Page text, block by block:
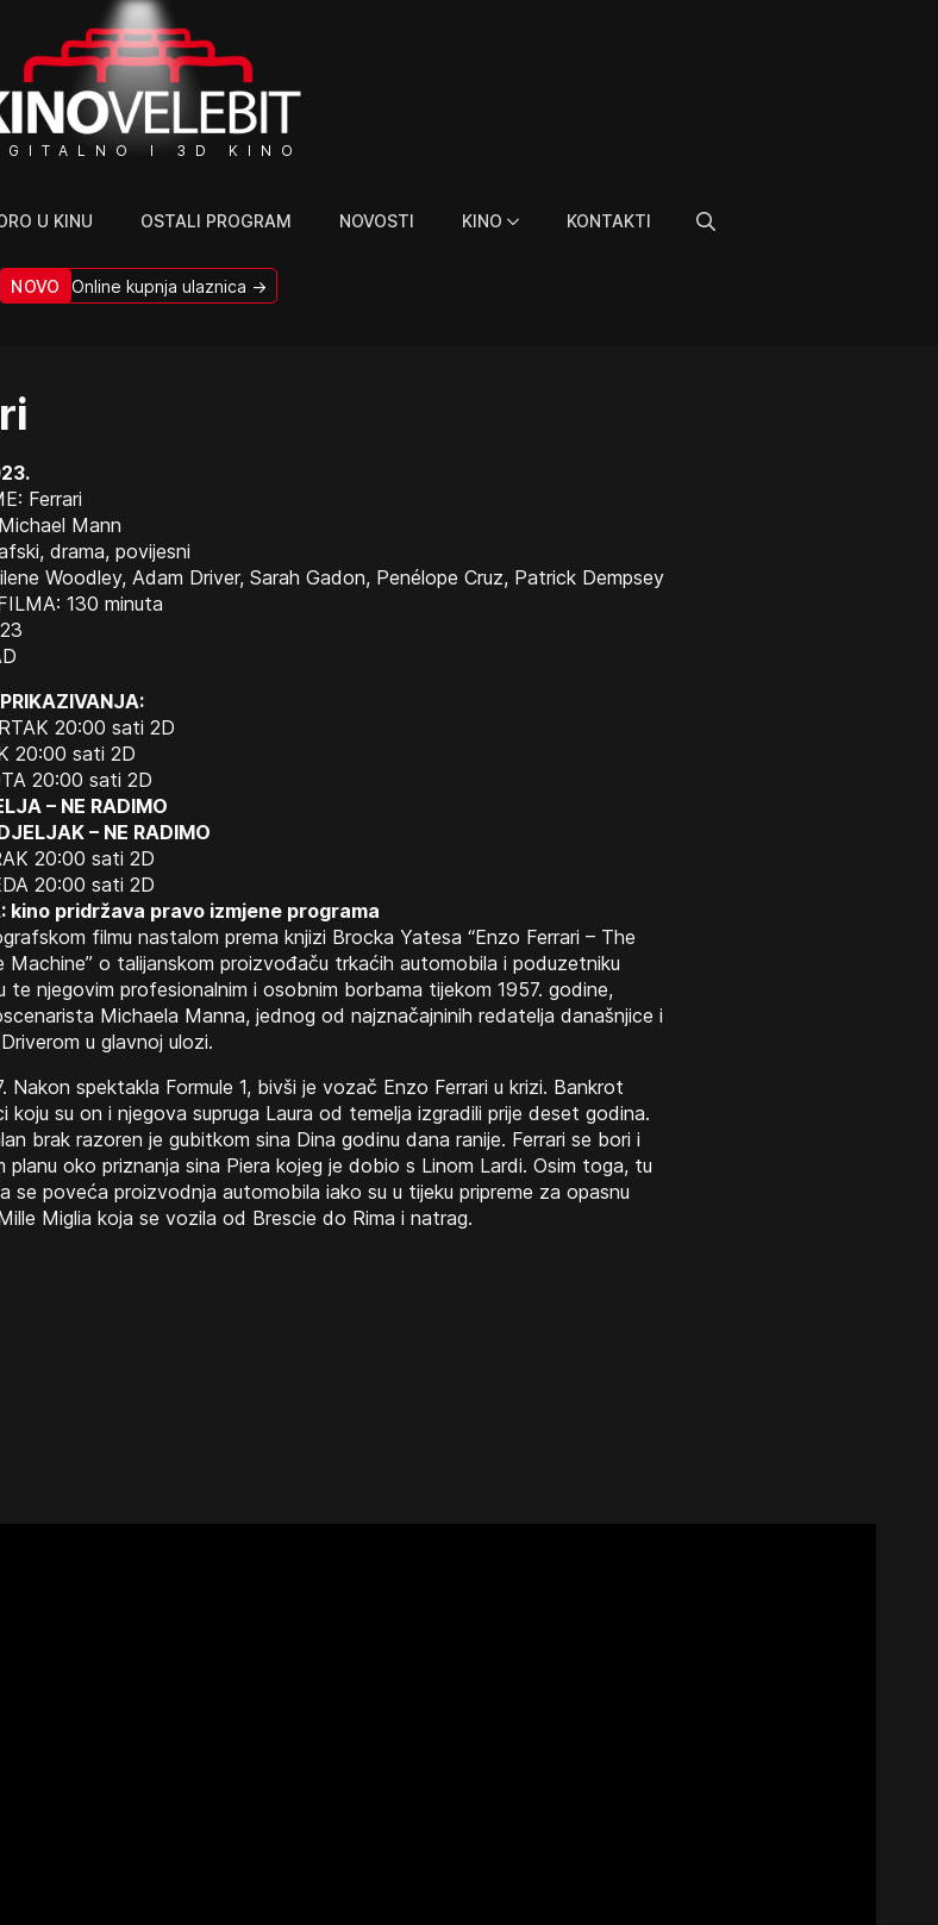
I 3D KINO
U KINU OSTALI PROGRAM NOVOSTI KINO KONTAKTI
NOVO Online kupnja ulaznica →
Ferrari
Mann
drama, povijesni
Woodley, Adam Driver, Sarah Gadon, Penélope Cruz, Patrick Dempsey
130 minuta
20:00 sati 2D
20:00 sati 2D
20:00 sati 2D
– NE RADIMO
– NE RADIMO
20:00 sati 2D
20:00 sati 2D
kino pridržava pravo izmjene programa
filmu nastalom prema knjizi Brocka Yatesa “Enzo Ferrari – The
Machine” o talijanskom proizvođaču trkaćih automobila i poduzetniku
te njegovim profesionalnim i osobnim borbama tijekom 1957. godine,
Michaela Manna, jednog od najznačajninih redatelja današnjice i
u glavnoj ulozi.
Nakon spektakla Formule 1, bivši je vozač Enzo Ferrari u krizi. Bankrot
koju su on i njegova supruga Laura od temelja izgradili prije deset godina.
brak razoren je gubitkom sina Dina godinu dana ranije. Ferrari se bori i
planu oko priznanja sina Piera kojeg je dobio s Linom Lardi. Osim toga, tu
se poveća proizvodnja automobila iako su u tijeku pripreme za opasnu
Miglia koja se vozila od Brescie do Rima i natrag.